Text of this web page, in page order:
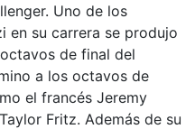
Uno de los
en su carrera se produjo
de final del
a los octavos de
el francés Jeremy
Fritz. Además de su